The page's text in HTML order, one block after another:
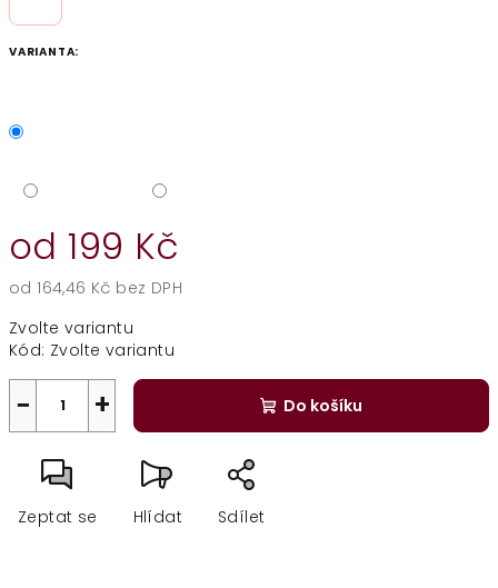
VARIANTA:
od 199 Kč
od164,46 Kč bez DPH
cena:
Zvolte variantu
Kód: Zvolte variantu
+
− Do košíku
Zeptat se Hlídat Sdílet